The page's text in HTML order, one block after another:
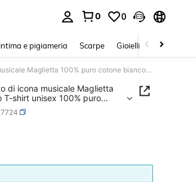
0 0
e pigiameria Scarpe Gioielli E Accessori
Maglietta Fan Art | Ritratto di icona musicale Maglietta 100% puro cotone bianco T-shirt unisex 100% puro cotone bianco T-shirt unisex
di icona musicale Maglietta
shirt unisex 100% puro